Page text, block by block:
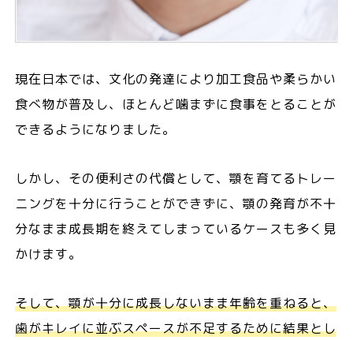
現在日本では、文化の発達により加工食品や柔らかい
食べ物が普及し、ほとんど噛まずに食事をとることが
できるようになりました。
しかし、その便利さの代償として、顎を育てるトレー
ニングを十分に行うことができずに、顎の発育が不十
分なまま成長期を終えてしまっているケースも多く見
かけます。
そして、顎が十分に成長しないまま年齢を重ねると、
歯がキレイに並ぶスペースが不足するために結果とし